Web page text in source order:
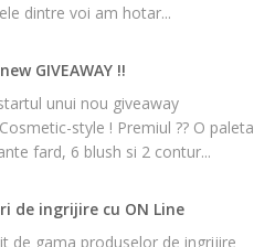
dintre voi am hotar...
GIVEAWAY !!
unui nou giveaway
style ! Premiul ?? O paleta
fard, 6 blush si 2 contur...
de ingrijire cu ON Line
de gama produselor de ingrijire